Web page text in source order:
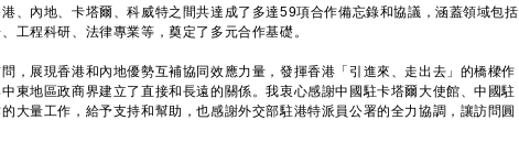
、內地、卡塔爾、科威特之間共達成了多達59項合作備忘錄和協議，涵蓋領域包括
工程科研、法律專業等，奠定了多元合作基礎。
展現香港和內地優勢互補協同效應力量，發揮香港「引進來、走出去」的橋樑作
東地區政商界建立了直接和長遠的關係。我衷心感謝中國駐卡塔爾大使館、中國駐
大量工作，給予支持和幫助，也感謝外交部駐港特派員公署的全力協調，讓訪問圓